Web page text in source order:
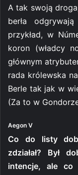
A tak swoją
berła
przykład, w
koron (władcy
głównym
rada królewska
Berle tak jak w
(Za to w
Aegon V
Co do listy
zdziałał? Był
intencje, ale